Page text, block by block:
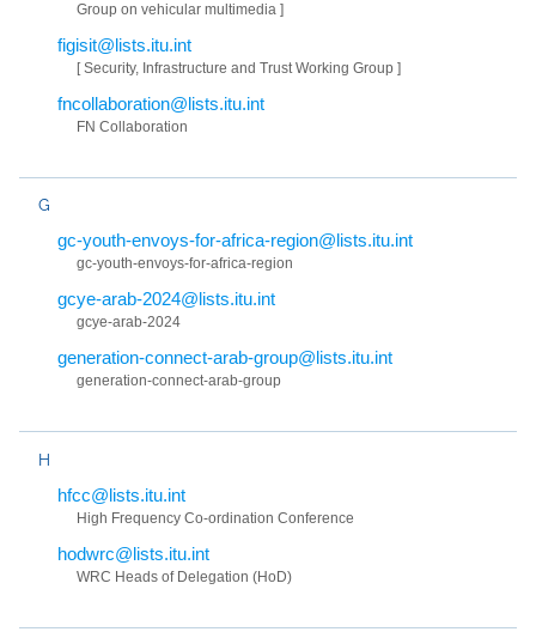
Group on vehicular multimedia ]
figisit@lists.itu.int
[ Security, Infrastructure and Trust Working Group ]
fncollaboration@lists.itu.int
FN Collaboration
G
gc-youth-envoys-for-africa-region@lists.itu.int
gc-youth-envoys-for-africa-region
gcye-arab-2024@lists.itu.int
gcye-arab-2024
generation-connect-arab-group@lists.itu.int
generation-connect-arab-group
H
hfcc@lists.itu.int
High Frequency Co-ordination Conference
hodwrc@lists.itu.int
WRC Heads of Delegation (HoD)